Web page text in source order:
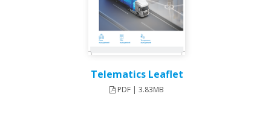
Telematics Leaflet
PDF | 3.83MB